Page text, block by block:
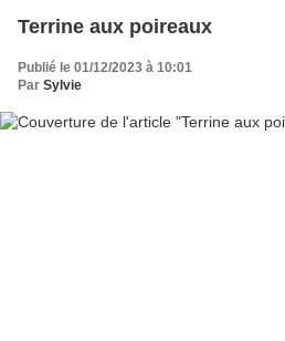
Terrine aux poireaux
Publié le 01/12/2023 à 10:01
Par Sylvie